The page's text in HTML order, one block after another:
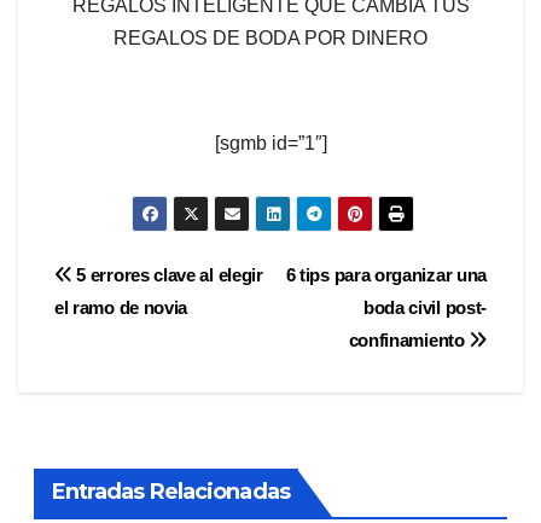
REGALOS INTELIGENTE QUE CAMBIA TUS
REGALOS DE BODA POR DINERO
[sgmb id=”1″]
Navegación
6 tips para organizar una
boda civil post-
confinamiento
5 errores clave al elegir
el ramo de novia
Entradas Relacionadas